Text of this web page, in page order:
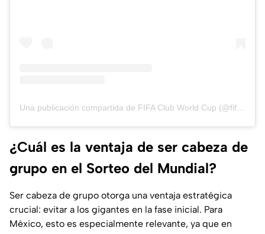
¿Cuál es la ventaja de ser cabeza de
grupo en el Sorteo del Mundial?
Ser cabeza de grupo otorga una ventaja estratégica
crucial: evitar a los gigantes en la fase inicial. Para
México, esto es especialmente relevante, ya que en